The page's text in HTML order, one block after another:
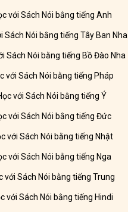
với Sách Nói bằng tiếng Anh
Sách Nói bằng tiếng Tây Ban Nha
Sách Nói bằng tiếng Bồ Đào Nha
với Sách Nói bằng tiếng Pháp
với Sách Nói bằng tiếng Ý
với Sách Nói bằng tiếng Đức
với Sách Nói bằng tiếng Nhật
với Sách Nói bằng tiếng Nga
với Sách Nói bằng tiếng Trung
với Sách Nói bằng tiếng Hindi